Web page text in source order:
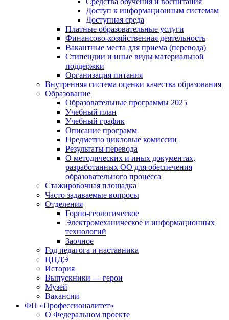
Доступ к информационным системам
Доступная среда
Платные образовательные услуги
Финансово-хозяйственная деятельность
Вакантные места для приема (перевода)
Стипендии и иные виды материальной
поддержки
Организация питания
Внутренняя система оценки качества образования
Образование
Образовательные программы 2025
Учебный план
Учебный график
Описание программ
Предметно цикловые комиссии
Результаты перевода
О методических и иных документах,
разработанных ОО для обеспечения
образовательного процесса
Стажировочная площадка
Часто задаваемые вопросы
Отделения
Горно-геологическое
Электромеханическое и информационных
технологий
Заочное
Год педагога и наставника
ЦПДЭ
История
Выпускники — герои
Музей
Вакансии
ФП «Профессионалитет»
О Федеральном проекте